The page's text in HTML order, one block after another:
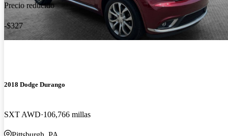
Precio reducido
-$327
2018 Dodge Durango
SXT AWD 106,766 millas